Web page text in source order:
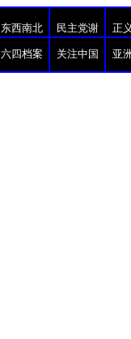
东西南北 民主党谢 正
六四档案 关注中国 亚